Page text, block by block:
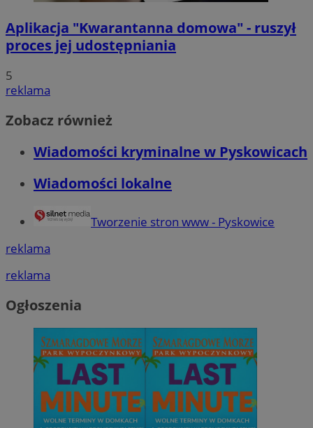
Aplikacja "Kwarantanna domowa" - ruszył
proces jej udostępniania
5
reklama
Zobacz również
Wiadomości kryminalne w Pyskowicach
Wiadomości lokalne
Tworzenie stron www - Pyskowice
reklama
reklama
Ogłoszenia